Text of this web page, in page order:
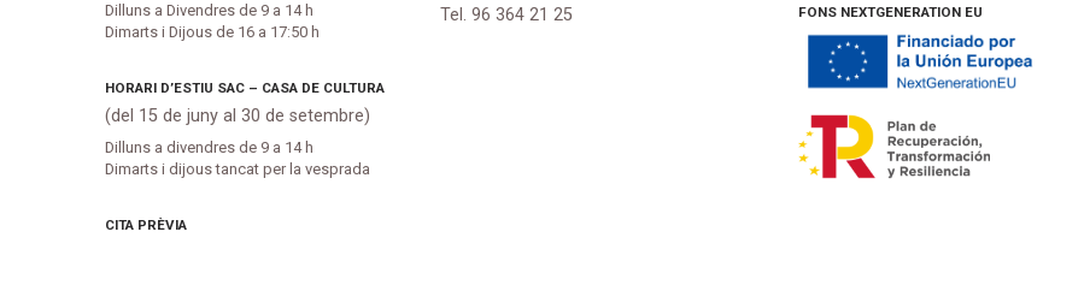
Dilluns a Divendres de 9 a 14 h
Dimarts i Dijous de 16 a 17:50 h
HORARI D’ESTIU SAC – CASA DE CULTURA
(del 15 de juny al 30 de setembre)
Dilluns a divendres de 9 a 14 h
Dimarts i dijous tancat per la vesprada
CITA PRÈVIA
Tel. 96 364 21 25 FONS NEXTGENERATION EU